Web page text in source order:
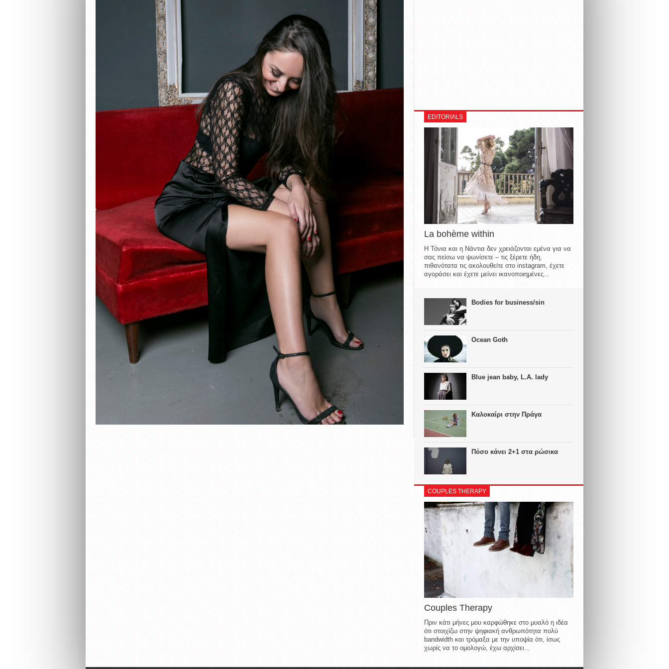
EDITORIALS
La bohème within
Η Τόνια και η Νάντια δεν χρειάζονται εμένα για να
σας πείσω να ψωνίσετε – τις ξέρετε ήδη,
πιθανότατα τις ακολουθείτε στο instagram, έχετε
αγοράσει και έχετε μείνει ικανοποιημένες...
Bodies for business/sin
Ocean Goth
Blue jean baby, L.A. lady
Καλοκαίρι στην Πράγα
Πόσο κάνει 2+1 στα ρώσικα
COUPLES THERAPY
Couples Therapy
Πριν κάτι μήνες μου καρφώθηκε στο μυαλό η ιδέα
ότι στοιχίζω στην ψηφιακή ανθρωπότητα πολύ
bandwidth και τρόμαξα με την υποψία ότι, ίσως
χωρίς να το ομολογώ, έχω αρχίσει...